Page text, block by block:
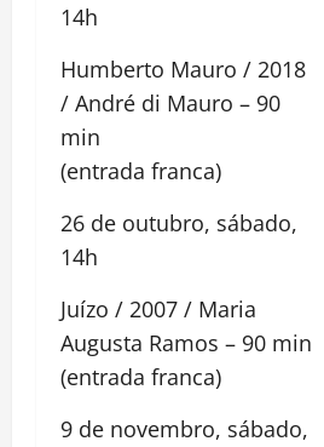
14h
Humberto Mauro / 2018
/ André di Mauro – 90
min
(entrada franca)
26 de outubro, sábado,
14h
Juízo / 2007 / Maria
Augusta Ramos – 90 min
(entrada franca)
9 de novembro, sábado,